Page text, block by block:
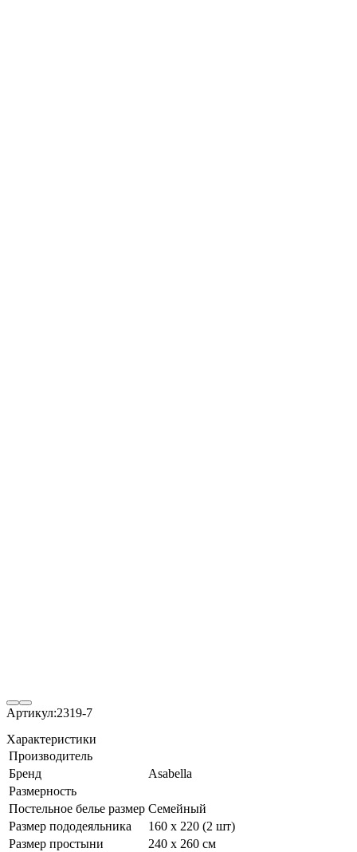
Артикул:2319-7
Характеристики
Производитель
Бренд
Asabella
Размерность
Постельное белье размер Семейный
Размер пододеяльника
160 х 220 (2 шт)
Размер простыни
240 х 260 см